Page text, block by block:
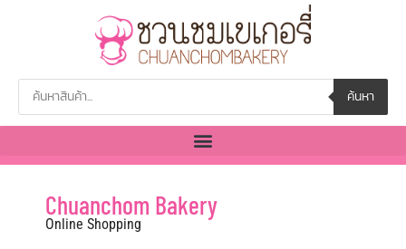
ค้นหา
Chuanchom Bakery
Online Shopping